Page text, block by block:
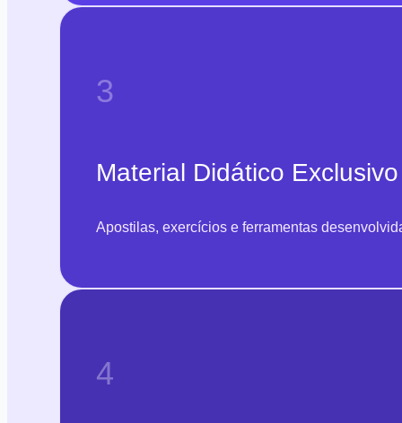
3
Material Didático Exclusivo
Apostilas, exercícios e ferramentas
4